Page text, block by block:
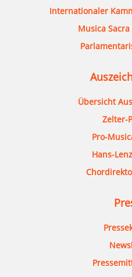
Internationaler
Musica
Übersicht
Zelter-
Pro-
Hans-